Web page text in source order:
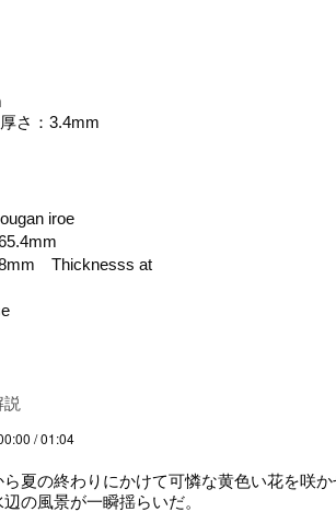
さ：3.4mm
iroe
Thicknesss at
/ 01:04
夏の終わりにかけて可憐な黄色い花を咲か
の風景が一瞬揺らいだ。